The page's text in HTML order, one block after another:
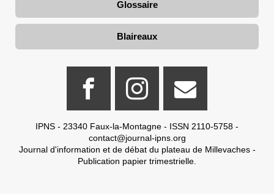
Glossaire
Blaireaux
IPNS - 23340 Faux-la-Montagne - ISSN 2110-5758 -
contact@journal-ipns.org
Journal d'information et de débat du plateau de Millevaches -
Publication papier trimestrielle.